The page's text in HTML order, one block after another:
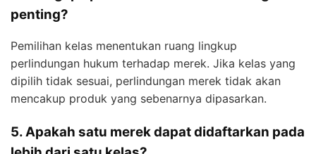
penting?
Pemilihan kelas menentukan ruang lingkup
perlindungan hukum terhadap merek. Jika kelas yang
dipilih tidak sesuai, perlindungan merek tidak akan
mencakup produk yang sebenarnya dipasarkan.
5. Apakah satu merek dapat didaftarkan pada